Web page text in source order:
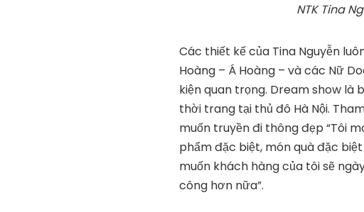
NTK Tina
Các thiết kế của Tina Nguyễn
Hoàng – Á Hoàng – và các Nữ
kiện quan trọng. Dream show là
thời trang tại thủ đô Hà Nội.
muốn truyền đi thông đẹp “Tôi
phẩm đặc biệt, món quà đặc
muốn khách hàng của tôi sẽ
công hơn nữa”.